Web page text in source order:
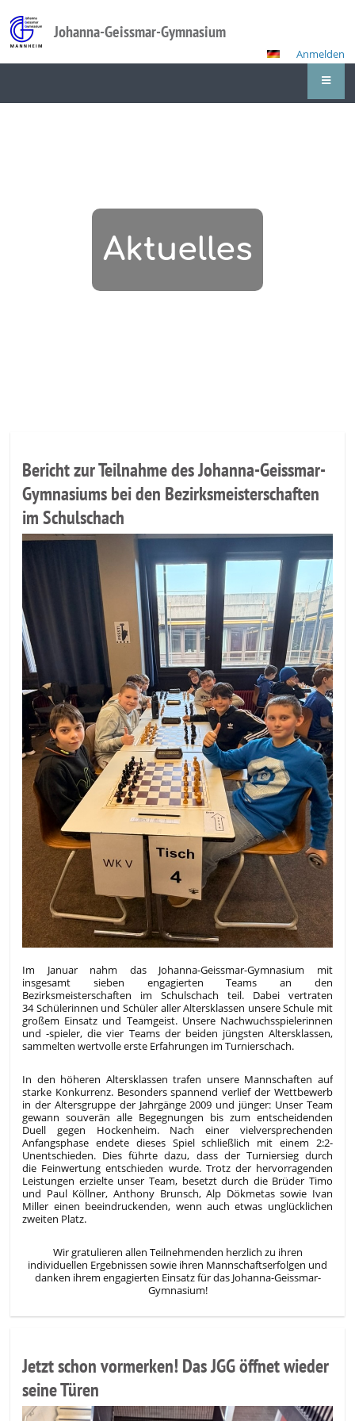
Johanna-Geissmar-Gymnasium
Anmelden
Aktuelles
Bericht zur Teilnahme des Johanna-Geissmar-
Gymnasiums bei den Bezirksmeisterschaften
im Schulschach
Im Januar nahm das Johanna-Geissmar-Gymnasium mit
insgesamt sieben engagierten Teams an den
Bezirksmeisterschaften im Schulschach teil. Dabei vertraten
34 Schülerinnen und Schüler aller Altersklassen unsere Schule mit
großem Einsatz und Teamgeist. Unsere Nachwuchsspielerinnen
und -spieler, die vier Teams der beiden jüngsten Altersklassen,
sammelten wertvolle erste Erfahrungen im Turnierschach.
In den höheren Altersklassen trafen unsere Mannschaften auf
starke Konkurrenz. Besonders spannend verlief der Wettbewerb
in der Altersgruppe der Jahrgänge 2009 und jünger: Unser Team
gewann souverän alle Begegnungen bis zum entscheidenden
Duell gegen Hockenheim. Nach einer vielversprechenden
Anfangsphase endete dieses Spiel schließlich mit einem 2:2-
Unentschieden. Dies führte dazu, dass der Turniersieg durch
die Feinwertung entschieden wurde. Trotz der hervorragenden
Leistungen erzielte unser Team, besetzt durch die Brüder Timo
und Paul Köllner, Anthony Brunsch, Alp Dökmetas sowie Ivan
Miller einen beeindruckenden, wenn auch etwas unglücklichen
zweiten Platz.
Wir gratulieren allen Teilnehmenden herzlich zu ihren
individuellen Ergebnissen sowie ihren Mannschaftserfolgen und
danken ihrem engagierten Einsatz für das Johanna-Geissmar-
Gymnasium!
Jetzt schon vormerken! Das JGG öffnet wieder
seine Türen